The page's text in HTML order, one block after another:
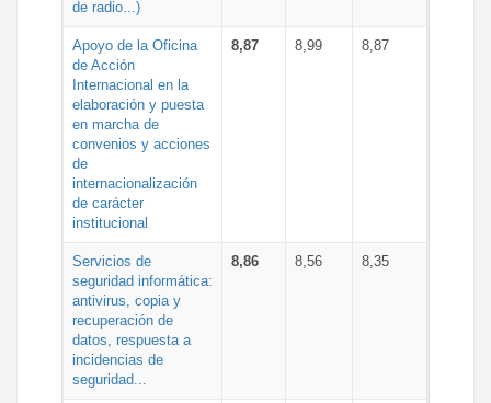
de radio...)
Apoyo de la Oficina
de Acción
Internacional en la
elaboración y puesta
en marcha de
convenios y acciones
de
internacionalización
de carácter
institucional
8,87 8,99 8,87
Servicios de
seguridad informática:
antivirus, copia y
recuperación de
datos, respuesta a
incidencias de
seguridad...
8,86 8,56 8,35